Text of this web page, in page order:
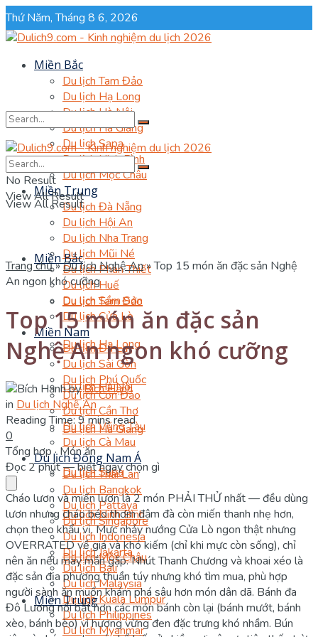
Thứ Năm, Tháng 8 6, 2026
Miền Bắc
Du lịch Tam Đảo
Du lịch Hạ Long
Du lịch Hà Nội
Du lịch Hà Giang
Du lịch Sapa
Du lịch Ninh Bình
Du lịch Mộc Châu
Miền Trung
Du lịch Đà Nẵng
Du lịch Hội An
Du lịch Nha Trang
Du lịch Mũi Né
Du lịch Phan Thiết
Du lịch Huế
Du lịch Sầm Sơn
Du lịch Cửa Lò
Miền Nam
Du lịch Đà Lạt
Du lịch Sài Gòn
Du lịch Phú Quốc
Du lịch Côn Đảo
Du lịch Cần Thơ
Du lịch Vũng Tàu
Du lịch Cà Mau
Du lịch Đông Nam Á
Du lịch Thái Lan
Du lịch Bangkok
Du lịch Pattaya
Du lịch Singapore
Du lịch Indonesia
Du lịch Jakarta
Du lịch Bali
Du lịch Malaysia
Du lịch Kuala Lumpur
Du lịch Philippines
Du lịch Myanmar
No Result
View All Result
Miền Bắc
Du lịch Tam Đảo
Du lịch Hạ Long
Du lịch Hà Nội
Du lịch Hà Giang
Du lịch Sapa
Du lịch Ninh Bình
Du lịch Mộc Châu
Miền Trung
No Result
View All Result
Trang chủ»Du lịch Nghệ An»Top 15 món ăn đặc sản Nghệ
An ngon khó cưỡng
Top 15 món ăn đặc sản
Nghệ An ngon khó cưỡng
byBích Hạnh
in Du lịch Nghệ An
Reading Time: 9 mins read
0
Tổng hợp · Món ăn
Đọc 2 phút — biết ngay chọn gì
Cháo lươn và miến lươn là 2 món PHẢI THỬ nhất — đều dùng
lươn nhưng cháo béo thơm đậm đà còn miến thanh nhẹ hơn,
chọn theo khẩu vị. Mực nhảy nướng Cửa Lò ngon thật nhưng
OVERRATED về giá và khó kiếm (chỉ khi mực còn sống), chỉ
nên ăn nếu may mắn gặp. Nhút Thanh Chương và khoai xéo là
đặc sản địa phương thuần túy nhưng khó tìm mua, phù hợp
người sành ăn muốn khám phá sâu hơn món dân dã. Bánh đa
Đô Lương nổi bật hơn các món bánh còn lại (bánh mướt, bánh
xèo, bánh bèo) vì hương vừng đen đặc trưng khó nhầm. Bún